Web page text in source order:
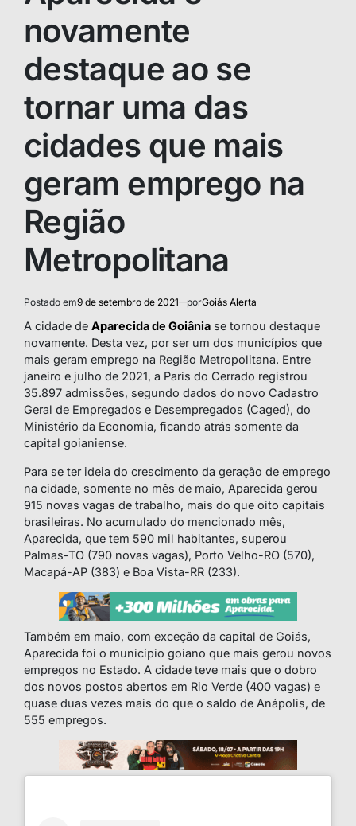
novamente
destaque ao se
tornar uma das
cidades que mais
geram emprego na
Região
Metropolitana
Postado em9 de setembro de 2021 porGoiás Alerta
A cidade de Aparecida de Goiânia se tornou destaque
novamente. Desta vez, por ser um dos municípios que
mais geram emprego na Região Metropolitana. Entre
janeiro e julho de 2021, a Paris do Cerrado registrou
35.897 admissões, segundo dados do novo Cadastro
Geral de Empregados e Desempregados (Caged), do
Ministério da Economia, ficando atrás somente da
capital goianiense.
Para se ter ideia do crescimento da geração de emprego
na cidade, somente no mês de maio, Aparecida gerou
915 novas vagas de trabalho, mais do que oito capitais
brasileiras. No acumulado do mencionado mês,
Aparecida, que tem 590 mil habitantes, superou
Palmas-TO (790 novas vagas), Porto Velho-RO (570),
Macapá-AP (383) e Boa Vista-RR (233).
Também em maio, com exceção da capital de Goiás,
Aparecida foi o município goiano que mais gerou novos
empregos no Estado. A cidade teve mais que o dobro
dos novos postos abertos em Rio Verde (400 vagas) e
quase duas vezes mais do que o saldo de Anápolis, de
555 empregos.